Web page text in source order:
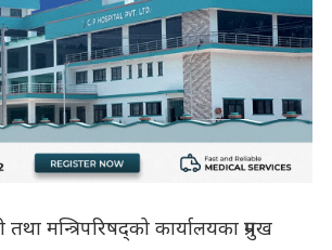
तथा मन्त्रिपरिषद्को कार्यालयका प्रमुख